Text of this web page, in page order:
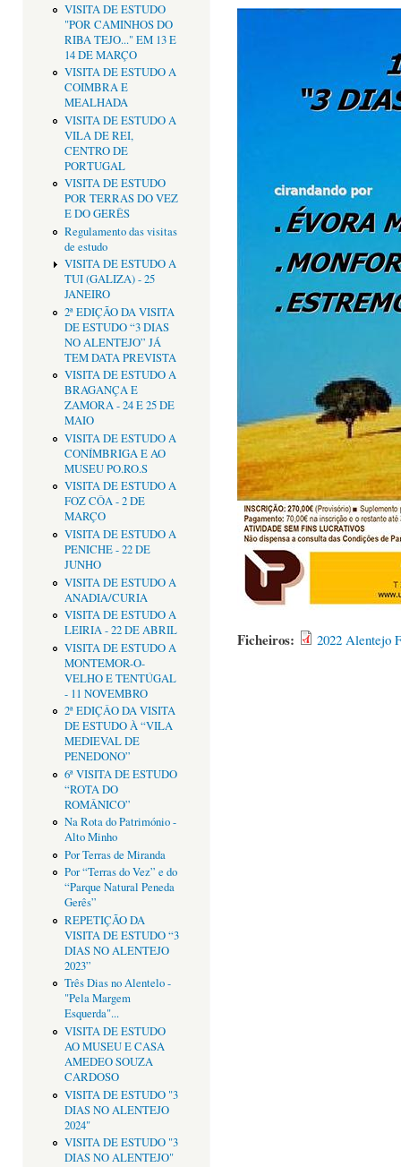
VISITA DE ESTUDO
"POR CAMINHOS DO
RIBA TEJO..." EM 13 E
14 DE MARÇO
VISITA DE ESTUDO A
COIMBRA E
MEALHADA
VISITA DE ESTUDO A
VILA DE REI,
CENTRO DE
PORTUGAL
VISITA DE ESTUDO
POR TERRAS DO VEZ
E DO GERÊS
Regulamento das visitas
de estudo
VISITA DE ESTUDO A
TUI (GALIZA) - 25
JANEIRO
2ª EDIÇÃO DA VISITA
DE ESTUDO “3 DIAS
NO ALENTEJO” JÁ
TEM DATA PREVISTA
VISITA DE ESTUDO A
BRAGANÇA E
ZAMORA - 24 E 25 DE
MAIO
VISITA DE ESTUDO A
CONÍMBRIGA E AO
MUSEU PO.RO.S
VISITA DE ESTUDO A
FOZ CÔA - 2 DE
MARÇO
VISITA DE ESTUDO A
PENICHE - 22 DE
JUNHO
VISITA DE ESTUDO A
ANADIA/CURIA
VISITA DE ESTUDO A
LEIRIA - 22 DE ABRIL
VISITA DE ESTUDO A
MONTEMOR-O-
VELHO E TENTÚGAL
- 11 NOVEMBRO
2ª EDIÇÂO DA VISITA
DE ESTUDO À “VILA
MEDIEVAL DE
PENEDONO”
6ª VISITA DE ESTUDO
“ROTA DO
ROMÂNICO”
Na Rota do Património -
Alto Minho
Por Terras de Miranda
Por “Terras do Vez” e do
“Parque Natural Peneda
Gerês”
REPETIÇÃO DA
VISITA DE ESTUDO “3
DIAS NO ALENTEJO
2023”
Três Dias no Alentelo -
"Pela Margem
Esquerda"...
VISITA DE ESTUDO
AO MUSEU E CASA
AMEDEO SOUZA
CARDOSO
VISITA DE ESTUDO "3
DIAS NO ALENTEJO
2024"
VISITA DE ESTUDO "3
DIAS NO ALENTEJO"
Ficheiros: 2022 Alentejo